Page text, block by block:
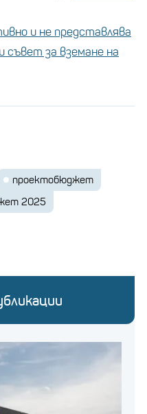
и не представлява
съвет за вземане на
проектобюджет
2025